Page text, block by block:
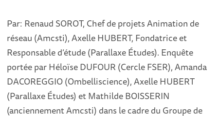
Par: Renaud SOROT, Chef de projets Animation de
réseau (Amcsti), Axelle HUBERT, Fondatrice et
Responsable d’étude (Parallaxe Études). Enquête
portée par Héloïse DUFOUR (Cercle FSER), Amanda
DACOREGGIO (Ombelliscience), Axelle HUBERT
(Parallaxe Études) et Mathilde BOISSERIN
(anciennement Amcsti) dans le cadre du Groupe de